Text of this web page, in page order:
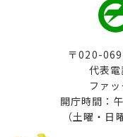
〒020-
代表
ファ
開庁時間：
（土曜・日